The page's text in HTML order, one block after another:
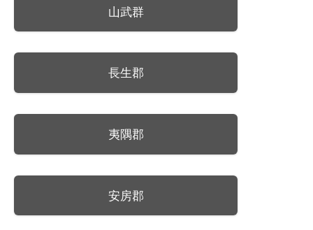
山武群
長生郡
夷隅郡
安房郡